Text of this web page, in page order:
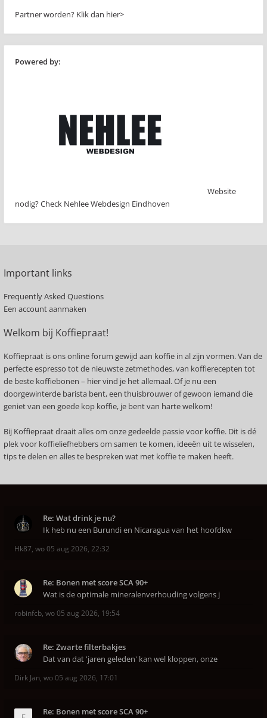
Partner worden? Klik dan hier>
Powered by:
Website
nodig? Check Nehlee Webdesign Eindhoven
Important links
Frequently Asked Questions
Een account aanmaken
Welkom bij Koffiepraat!
Koffiepraat is ons online forum gewijd aan koffie in al zijn vormen. Van de
perfecte espresso tot de nieuwste zetmethodes, van koffierecepten tot
de beste koffiebonen – hier vind je het allemaal. Of je nu een
doorgewinterde barista bent, een thuisbrouwer of gewoon iemand die
geniet van een goede kop koffie, je bent van harte welkom!
Bij Koffiepraat draait alles om onze gedeelde passie voor koffie. Dit is dé
plek voor koffieliefhebbers om samen te komen, ideeën uit te wisselen,
tips te delen en alles te bespreken wat met koffie te maken heeft.
Re: Wat drink je nu?
Ik heb nu een Burundi en Nicaragua van het hoofdkw
Hk87, wo 05 aug 2026, 22:32
Re: Bonen met score SCA 90+
Wat is de optimale mineralenverhouding volgens j
robinfcb, wo 05 aug 2026, 19:54
Re: Zwarte filterbakjes
Dat van dat 'jaren geleden' kan wel kloppen, onze
Dirk Jan, wo 05 aug 2026, 17:01
Re: Bonen met score SCA 90+